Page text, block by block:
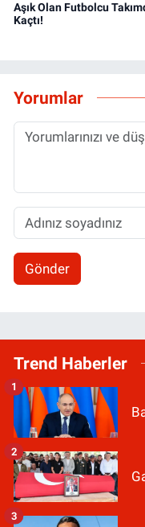
Aşık Olan Futbolcu
Kaçtı!
Yorumlar
Gönder
Trend Haberler
1
2
3